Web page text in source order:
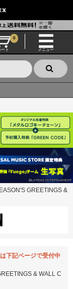
ート
0
メニュー
GREETINGS &
下記ページで受付中
& WALL C